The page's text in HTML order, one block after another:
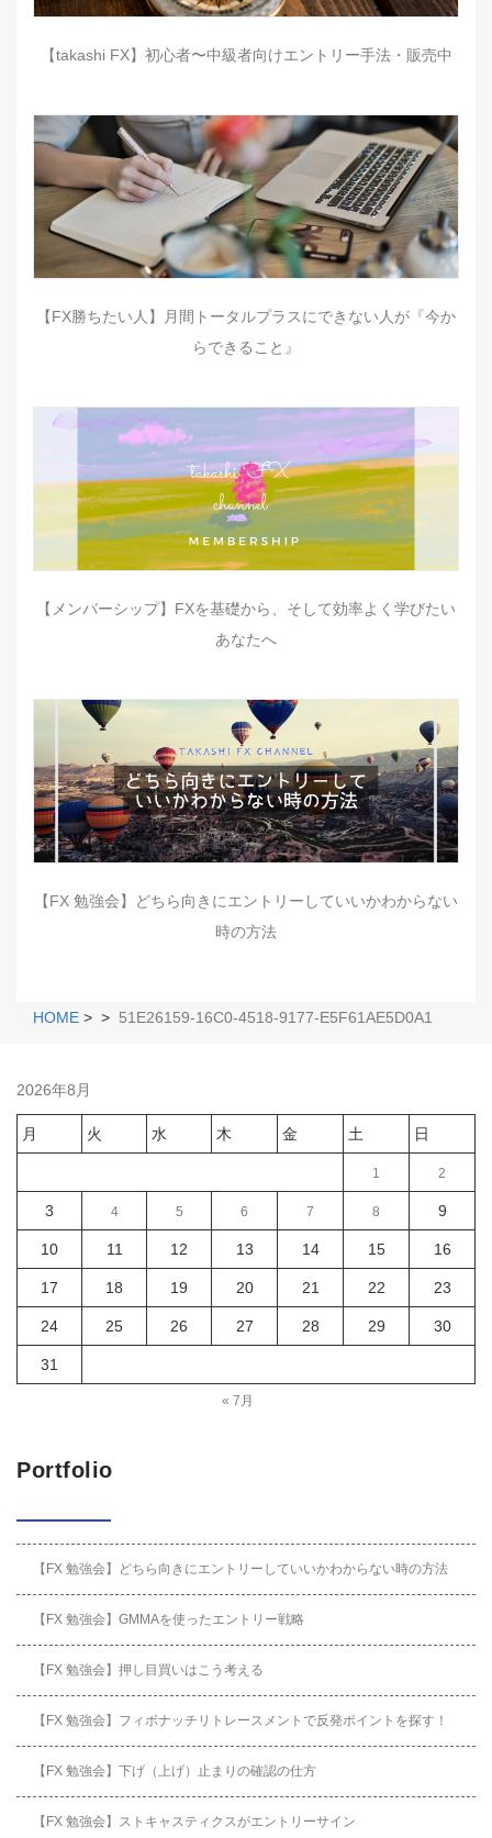
【takashi FX】初心者〜中級者向けエントリー手法・販売中
【FX勝ちたい人】月間トータルプラスにできない人が『今か
らできること』
【メンバーシップ】FXを基礎から、そして効率よく学びたい
あなたへ
【FX 勉強会】どちら向きにエントリーしていいかわからない
時の方法
HOME > > 51E26159-16C0-4518-9177-E5F61AE5D0A1
2026年8月
月 火 水 木 金 土 日
1 2
3 4 5 6 7 8 9
10 11 12 13 14 15 16
17 18 19 20 21 22 23
24 25 26 27 28 29 30
31
« 7月
Portfolio
【FX 勉強会】どちら向きにエントリーしていいかわからない時の方法
【FX 勉強会】GMMAを使ったエントリー戦略
【FX 勉強会】押し目買いはこう考える
【FX 勉強会】フィボナッチリトレースメントで反発ポイントを探す！
【FX 勉強会】下げ（上げ）止まりの確認の仕方
【FX 勉強会】ストキャスティクスがエントリーサイン